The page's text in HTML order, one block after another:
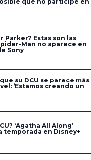
que no participe en
Parker? Estas son las
Man no aparece en
Sony
su DCU se parece más
‘Estamos creando un
‘Agatha All Along’
en Disney+